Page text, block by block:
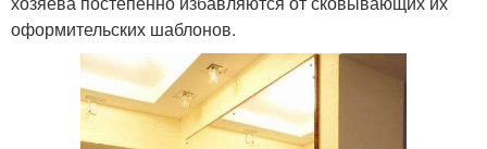
оформительских шаблонов.